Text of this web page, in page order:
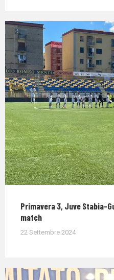
Primavera 3, Juve Stabia-
match
22 Settembre 2024